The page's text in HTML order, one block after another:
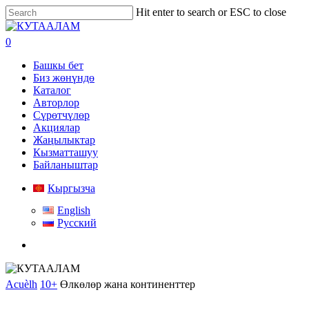
Skip
to
main
content
Hit enter to search or ESC to close
Close
Search
search
0
Башкы бет
Биз жөнүндө
Каталог
Авторлор
Сүрөтчүлөр
Акциялар
Жаңылыктар
Кызматташуу
Байланыштар
Кыргызча
English
Русский
Acuèlh 10+ Өлкөлөр жана континенттер